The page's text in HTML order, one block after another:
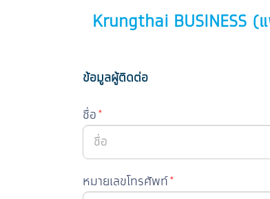
Krungthai BUSINESS (
ข้อมูลผู้ติดต่อ
ชื่อ*
หมายเลขโทรศัพท์*